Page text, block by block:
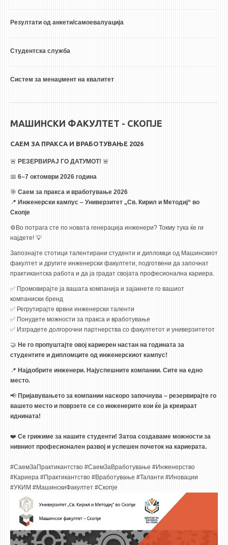
Резултати од анкети/самоевалуација
Студентска служба
Систем за менаџмент на квалитет
МАШИНСКИ ФАКУЛТЕТ - СКОПЈЕ
САЕМ ЗА ПРАКСА И ВРАБОТУВАЊЕ 2026
🚨 РЕЗЕРВИРАЈ ГО ДАТУМОТ! 🚨
📅 6–7 октомври 2026 година
🎯 Саем за пракса и вработување 2026
📍 Инженерски кампус – Универзитет „Св. Кирил и Методиј“ во
Скопје
⚙️Во потрага сте по новата генерација инженери? Токму тука ќе ги
најдете! 💡
Запознајте стотици талентирани студенти и дипломци од Машинскиот
факултет и другите инженерски факултети, подготвени да започнат
практикантска работа и да ја градат својата професионална кариера.
✅ Промовирајте ја вашата компанија и зајакнете го вашиот
компаниски бренд
✅ Регрутирајте врвни инженерски таленти
✅ Понудете можности за пракса и вработување
✅ Изградете долгорочни партнерства со факултетот и универзитетот
🤝 Не го пропуштајте овој кариерен настан на годината за
студентите и дипломците од инженерскиот кампус!
📍 Најдобрите инженери. Најуспешните компании. Сите на едно
место.
📢 Пријавувањето за компании наскоро започнува – резервирајте го
вашето место и поврзете се со инженерите кои ќе ја креираат
иднината!
❤️ Се грижиме за нашите студенти! Затоа создаваме можности за
нивниот професионален развој и успешен почеток на кариерата.
#СаемЗаПрактикантство #СаемЗаВработување #Инженерство
#Кариера #Практикантство #Вработување #Таланти #Иновации
#УКИМ #МашинскиФакултет #Скопје